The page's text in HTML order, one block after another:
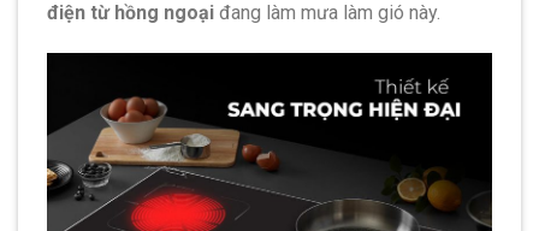
điện từ hồng ngoại đang làm mưa làm gió này.